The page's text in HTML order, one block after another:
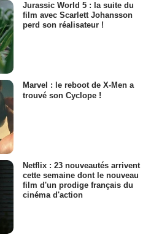
Jurassic World 5 : la suite du
film avec Scarlett Johansson
perd son réalisateur !
Marvel : le reboot de X-Men a
trouvé son Cyclope !
Netflix : 23 nouveautés arrivent
cette semaine dont le nouveau
film d'un prodige français du
cinéma d'action